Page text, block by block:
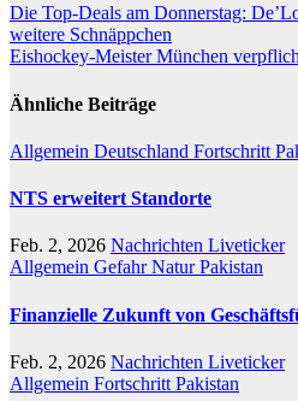
Beitragsnavigation
Die Top-Deals am Donnerstag:
weitere Schnäppchen
Eishockey-Meister München
Ähnliche Beiträge
Allgemein Deutschland Fortschritt
NTS erweitert Standorte
Feb. 2, 2026 Nachrichten Liveticker
Allgemein GefahrNaturPakistan
Finanzielle Zukunft von
Feb. 2, 2026 Nachrichten Liveticker
Allgemein Fortschritt Pakistan